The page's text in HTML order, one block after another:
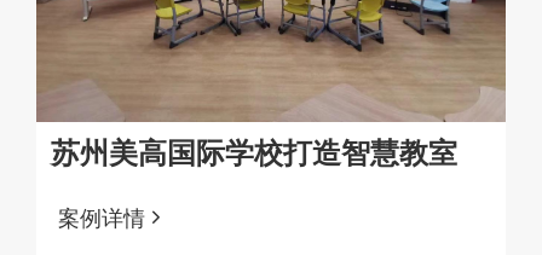
苏州美高国际学校打造智慧教室
案例详情